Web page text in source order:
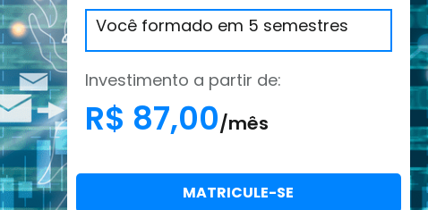
Você formado em 5 semestres
Investimento a partir de:
R$ 87,00/mês
MATRICULE-SE